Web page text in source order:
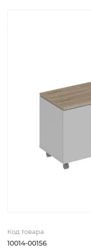
Код товара
10014-00156